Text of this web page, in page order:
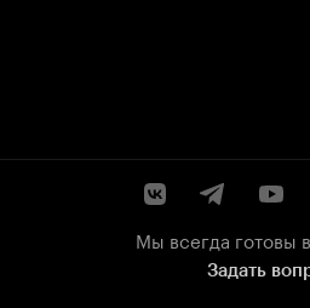
Мы всегда готовы
Задать